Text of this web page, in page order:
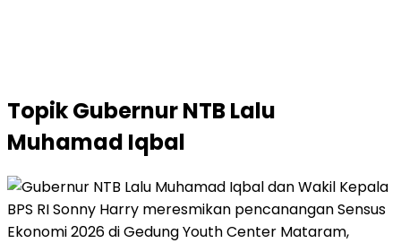
TopikGubernur NTB Lalu
Muhamad Iqbal